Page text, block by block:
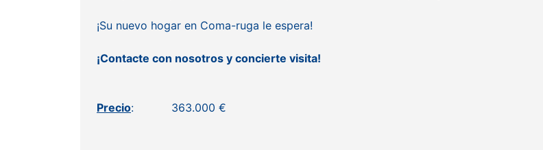
¡Su nuevo hogar en Coma-ruga le espera!
¡Contacte con nosotros y concierte visita!
Precio: 363.000 €